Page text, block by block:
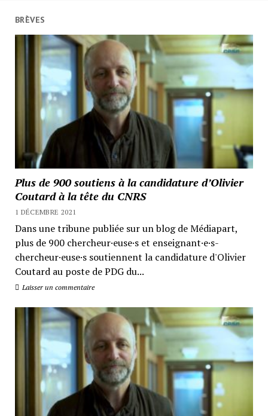
BRÈVES
Plus de 900 soutiens à la candidature d’Olivier
Coutard à la tête du CNRS
1 DÉCEMBRE 2021
Dans une tribune publiée sur un blog de Médiapart,
plus de 900 chercheur·euse·s et enseignant·e·s-
chercheur·euse·s soutiennent la candidature d'Olivier
Coutard au poste de PDG du...
Laisser un commentaire